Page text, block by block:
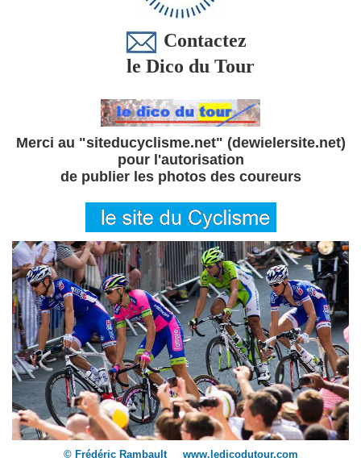
Contactez
le Dico du Tour
Merci au "siteducyclisme.net" (dewielersite.net)
pour l'autorisation
de publier les photos des coureurs
© Frédéric Rambault www.ledicodutour.com